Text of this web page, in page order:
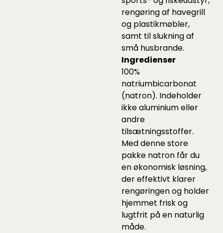
rengøring af havegrill
og plastikmøbler,
samt til slukning af
små husbrande.
Ingredienser
100%
natriumbicarbonat
(natron). Indeholder
ikke aluminium eller
andre
tilsætningsstoffer.
Med denne store
pakke natron får du
en økonomisk løsning,
der effektivt klarer
rengøringen og holder
hjemmet frisk og
lugtfrit på en naturlig
måde.